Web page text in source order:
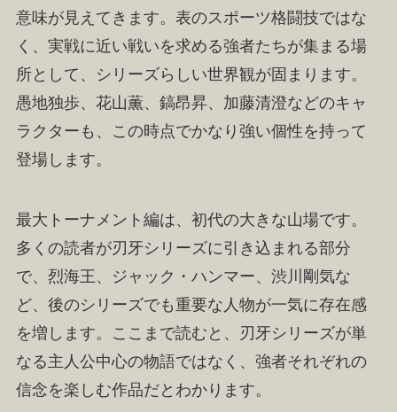
意味が見えてきます。表のスポーツ格闘技ではな
く、実戦に近い戦いを求める強者たちが集まる場
所として、シリーズらしい世界観が固まります。
愚地独歩、花山薫、鎬昂昇、加藤清澄などのキャ
ラクターも、この時点でかなり強い個性を持って
登場します。
最大トーナメント編は、初代の大きな山場です。
多くの読者が刃牙シリーズに引き込まれる部分
で、烈海王、ジャック・ハンマー、渋川剛気な
ど、後のシリーズでも重要な人物が一気に存在感
を増します。ここまで読むと、刃牙シリーズが単
なる主人公中心の物語ではなく、強者それぞれの
信念を楽しむ作品だとわかります。